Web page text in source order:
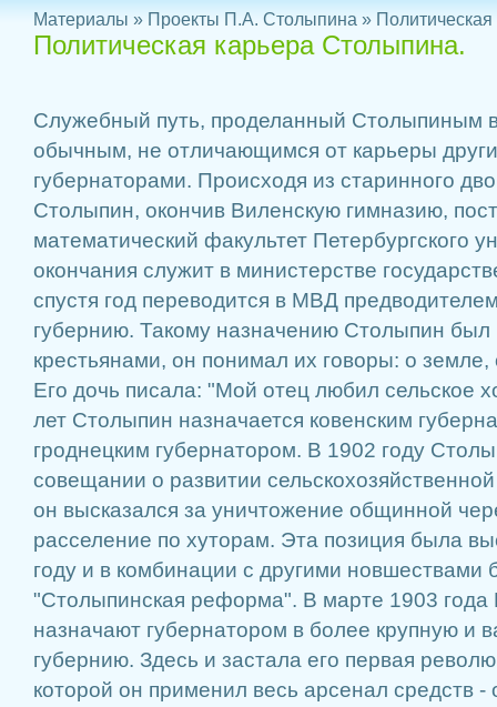
Материалы » Проекты П.А. Столыпина »
Политическая карьера Столыпина.
Служебный путь, проделанный Столыпиным
обычным, не отличающимся от карьеры
губернаторами. Происходя из старинного
Столыпин, окончив Виленскую гимназию,
математический факультет Петербургского
окончания служит в министерстве
спустя год переводится в МВД
губернию. Такому назначению Столыпин
крестьянами, он понимал их говоры: о земле,
Его дочь писала: "Мой отец любил сельское
лет Столыпин назначается ковенским
гроднецким губернатором. В 1902 году
совещании о развитии
он высказался за уничтожение общинной
расселение по хуторам. Эта позиция была
году и в комбинации с другими новшествами
"Столыпинская реформа". В марте 1903
назначают губернатором в более крупную и
губернию. Здесь и застала его первая
которой он применил весь арсенал средств